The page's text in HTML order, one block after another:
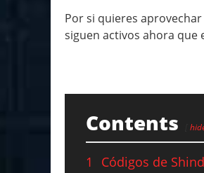
Por si quieres
siguen activos ahora que
Contents
1
Códigos de